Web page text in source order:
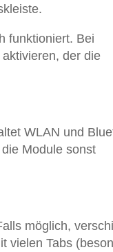
funktioniert. Bei
der die
WLAN und
Module sonst
möglich,
vielen Tabs